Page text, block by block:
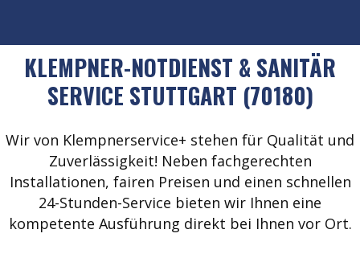
KLEMPNER-NOTDIENST & SANITÄR
SERVICE STUTTGART (70180)
Wir von Klempnerservice+ stehen für Qualität und
Zuverlässigkeit! Neben fachgerechten
Installationen, fairen Preisen und einen schnellen
24-Stunden-Service bieten wir Ihnen eine
kompetente Ausführung direkt bei Ihnen vor Ort.